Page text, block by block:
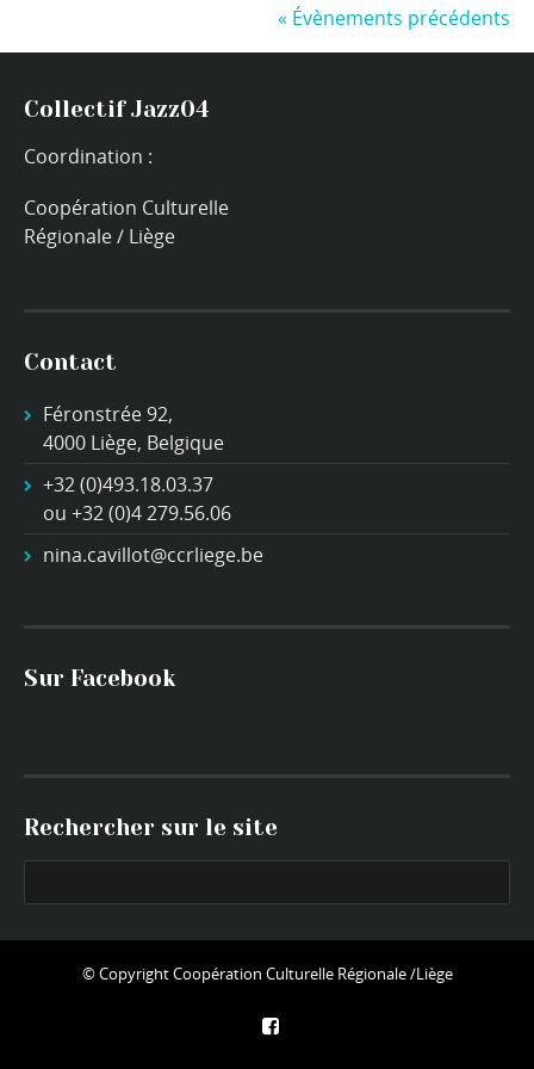
« Évènements précédents
Collectif Jazz04
Coordination :
Coopération Culturelle
Régionale / Liège
Contact
Féronstrée 92,
4000 Liège, Belgique
+32 (0)493.18.03.37
ou +32 (0)4 279.56.06
nina.cavillot@ccrliege.be
Sur Facebook
Rechercher sur le site
© CopyrightCoopération Culturelle Régionale /Liège